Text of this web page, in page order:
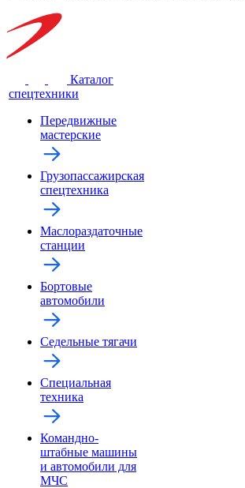
Каталог
спецтехники
Передвижные
мастерские
Грузопассажирская
спецтехника
Маслораздаточные
станции
Бортовые
автомобили
Седельные тягачи
Специальная
техника
Командно-
штабные машины
и автомобили для
МЧС